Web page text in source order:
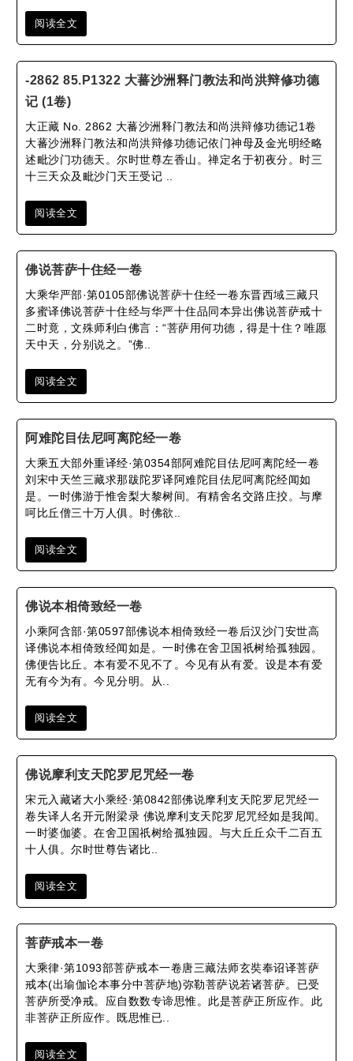
阅读全文
-2862 85.P1322 大蕃沙洲释门教法和尚洪辩修功德
记 (1卷)
大正藏 No. 2862 大蕃沙洲释门教法和尚洪辩修功德记1卷
大蕃沙洲释门教法和尚洪辩修功德记依门神母及金光明经略
述毗沙门功德天。尔时世尊左香山。禅定名于初夜分。时三
十三天众及毗沙门天王受记 ..
阅读全文
佛说菩萨十住经一卷
大乘华严部·第0105部佛说菩萨十住经一卷东晋西域三藏只
多蜜译佛说菩萨十住经与华严十住品同本异出佛说菩萨戒十
二时竟，文殊师利白佛言：“菩萨用何功德，得是十住？唯愿
天中天，分别说之。”佛..
阅读全文
阿难陀目佉尼呵离陀经一卷
大乘五大部外重译经·第0354部阿难陀目佉尼呵离陀经一卷
刘宋中天竺三藏求那跋陀罗译阿难陀目佉尼呵离陀经闻如
是。一时佛游于惟舍梨大黎树间。有精舍名交路庄挍。与摩
呵比丘僧三十万人俱。时佛欲..
阅读全文
佛说本相倚致经一卷
小乘阿含部·第0597部佛说本相倚致经一卷后汉沙门安世高
译佛说本相倚致经闻如是。一时佛在舍卫国祇树给孤独园。
佛便告比丘。本有爱不见不了。今见有从有爱。设是本有爱
无有今为有。今见分明。从..
阅读全文
佛说摩利支天陀罗尼咒经一卷
宋元入藏诸大小乘经·第0842部佛说摩利支天陀罗尼咒经一
卷失译人名开元附梁录 佛说摩利支天陀罗尼咒经如是我闻。
一时婆伽婆。在舍卫国祇树给孤独园。与大丘丘众千二百五
十人俱。尔时世尊告诸比..
阅读全文
菩萨戒本一卷
大乘律·第1093部菩萨戒本一卷唐三藏法师玄奘奉诏译菩萨
戒本(出瑜伽论本事分中菩萨地)弥勒菩萨说若诸菩萨。已受
菩萨所受净戒。应自数数专谛思惟。此是菩萨正所应作。此
非菩萨正所应作。既思惟已..
阅读全文